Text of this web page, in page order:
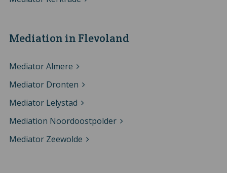
Mediation in Flevoland
Mediator Almere
Mediator Dronten
Mediator Lelystad
Mediation Noordoostpolder
Mediator Zeewolde